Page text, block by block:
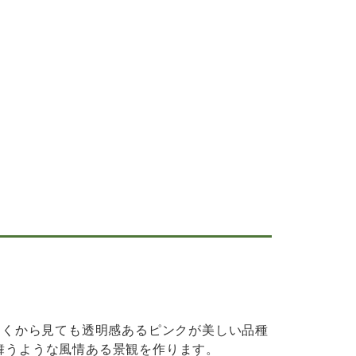
から見ても透明感あるピンクが美しい品種
ような風情ある景観を作ります。